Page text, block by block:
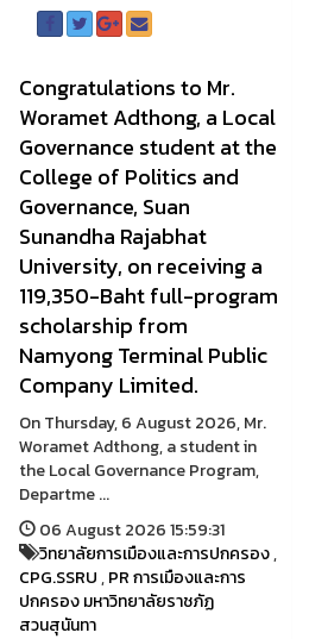
Congratulations to Mr.
Woramet Adthong, a Local
Governance student at the
College of Politics and
Governance, Suan
Sunandha Rajabhat
University, on receiving a
119,350-Baht full-program
scholarship from
Namyong Terminal Public
Company Limited.
On Thursday, 6 August 2026, Mr.
Woramet Adthong, a student in
the Local Governance Program,
Departme ...
06 August 2026 15:59:31
วิทยาลัยการเมืองและการปกครอง,
CPG.SSRU,PR การเมืองและการ
ปกครอง มหาวิทยาลัยราชภัฏ
สวนสุนันทา